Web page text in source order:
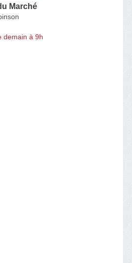
Marché
demain à 9h